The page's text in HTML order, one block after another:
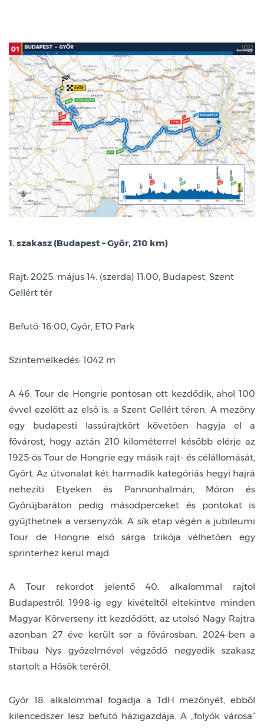
1. szakasz (Budapest – Győr, 210 km)
Rajt: 2025. május 14. (szerda) 11:00, Budapest, Szent
Gellért tér
Befutó: 16:00, Győr, ETO Park
Szintemelkedés: 1042 m
A 46. Tour de Hongrie pontosan ott kezdődik, ahol 100
évvel ezelőtt az első is: a Szent Gellért téren. A mezőny
egy budapesti lassúrajtkört követően hagyja el a
fővárost, hogy aztán 210 kilométerrel később elérje az
1925-ös Tour de Hongrie egy másik rajt- és célállomását,
Győrt. Az útvonalat két harmadik kategóriás hegyi hajrá
nehezíti Etyeken és Pannonhalmán, Móron és
Győrújbaráton pedig másodperceket és pontokat is
gyűjthetnek a versenyzők. A sík etap végén a jubileumi
Tour de Hongrie első sárga trikója vélhetően egy
sprinterhez kerül majd.
A Tour rekordot jelentő 40. alkalommal rajtol
Budapestről. 1998-ig egy kivételtől eltekintve minden
Magyar Körverseny itt kezdődött, az utolsó Nagy Rajtra
azonban 27 éve került sor a fővárosban. 2024-ben a
Thibau Nys győzelmével végződő negyedik szakasz
startolt a Hősök teréről.
Győr 18. alkalommal fogadja a TdH mezőnyét, ebből
kilencedszer lesz befutó házigazdája. A „folyók városa”